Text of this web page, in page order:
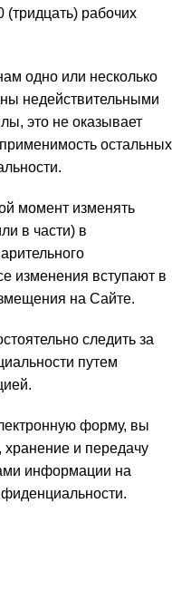
(тридцать) рабочих
одно или несколько
недействительными
это не оказывает
остальных
момент изменять
в части) в
изменения вступают в
на Сайте.
следить за
путем
форму, вы
хранение и передачу
информации на